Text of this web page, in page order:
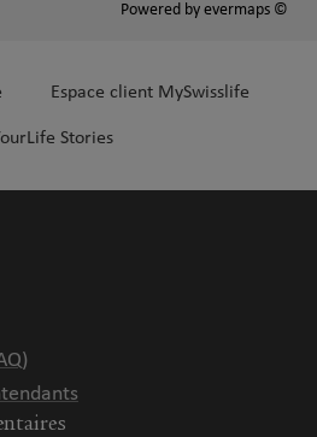
Powered by evermaps ©
Espace client MySwisslife
Stories